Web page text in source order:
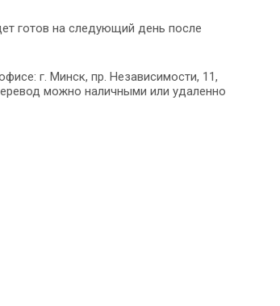
готов на следующий день после
г. Минск, пр. Независимости, 11,
можно наличными или удаленно